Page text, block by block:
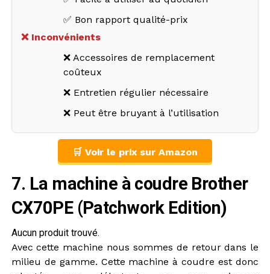
✅ Bon rapport qualité-prix
❌ Inconvénients
❌ Accessoires de remplacement
coûteux
❌ Entretien régulier nécessaire
❌ Peut être bruyant à l’utilisation
🛒 Voir le prix sur Amazon
7. La machine à coudre Brother
CX70PE (Patchwork Edition)
Aucun produit trouvé.
Avec cette machine nous sommes de retour dans le
milieu de gamme. Cette machine à coudre est donc